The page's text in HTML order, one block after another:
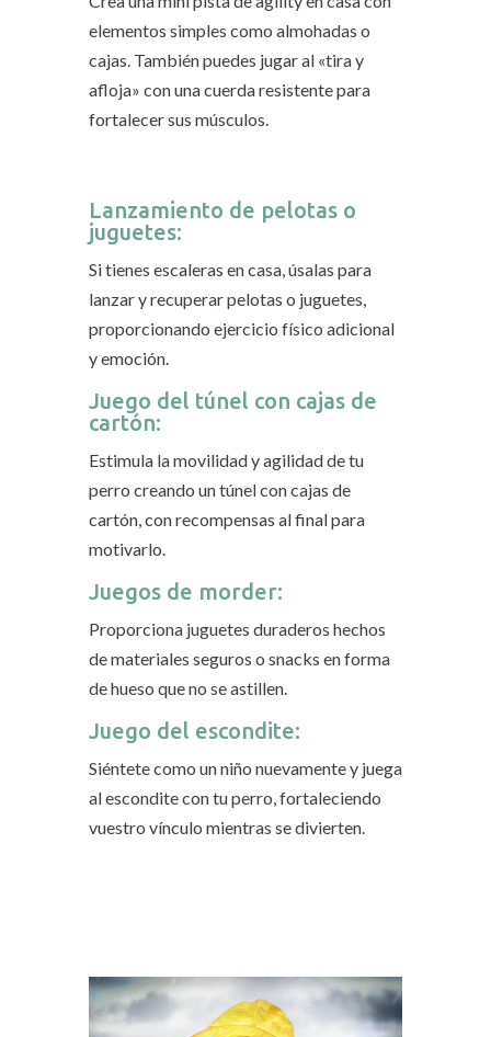
elementos simples como almohadas o
cajas. También puedes jugar al «tira y
afloja» con una cuerda resistente para
fortalecer sus músculos.
Lanzamiento de pelotas o
juguetes:
Si tienes escaleras en casa, úsalas para
lanzar y recuperar pelotas o juguetes,
proporcionando ejercicio físico adicional
y emoción.
Juego del túnel con cajas de
cartón:
Estimula la movilidad y agilidad de tu
perro creando un túnel con cajas de
cartón, con recompensas al final para
motivarlo.
Juegos de morder:
Proporciona juguetes duraderos hechos
de materiales seguros o snacks en forma
de hueso que no se astillen.
Juego del escondite:
Siéntete como un niño nuevamente y juega
al escondite con tu perro, fortaleciendo
vuestro vínculo mientras se divierten.